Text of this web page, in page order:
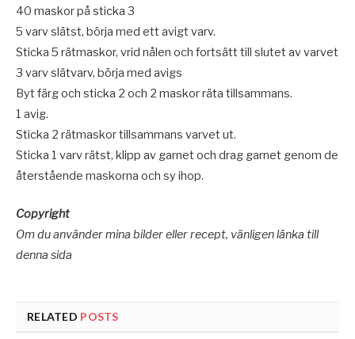
40 maskor på sticka 3
5 varv slätst, börja med ett avigt varv.
Sticka 5 rätmaskor, vrid nålen och fortsätt till slutet av varvet
3 varv slätvarv, börja med avigs
Byt färg och sticka 2 och 2 maskor räta tillsammans.
1 avig.
Sticka 2 rätmaskor tillsammans varvet ut.
Sticka 1 varv rätst, klipp av garnet och drag garnet genom de
återstående maskorna och sy ihop.
Copyright
Om du använder mina bilder eller recept, vänligen länka till
denna sida
RELATED POSTS